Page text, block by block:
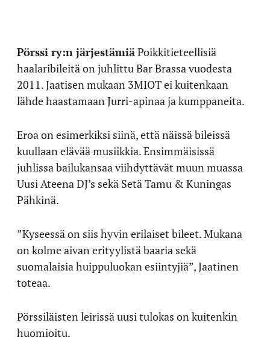
Pörssi ry:n järjestämiäPoikkitieteellisiä
haalaribileitä on juhlittu Bar Brassa vuodesta
2011. Jaatisen mukaan 3MIOT ei kuitenkaan
lähde haastamaan Jurri-apinaa ja kumppaneita.
Eroa on esimerkiksi siinä, että näissä bileissä
kuullaan elävää musiikkia. Ensimmäisissä
juhlissa bailukansaa viihdyttävät muun muassa
Uusi Ateena DJ’s sekä Setä Tamu & Kuningas
Pähkinä.
”Kyseessä on siis hyvin erilaiset bileet. Mukana
on kolme aivan erityylistä baaria sekä
suomalaisia huippuluokan esiintyjiä”, Jaatinen
toteaa.
Pörssiläisten leirissä uusi tulokas on kuitenkin
huomioitu.